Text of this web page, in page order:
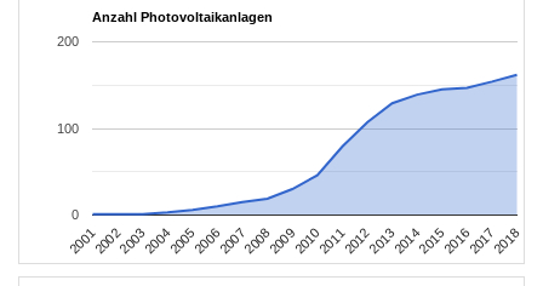
Anzahl Photovoltaikanlagen
200120022003200420052006200720082009201020112012201320142015201620172018
0
100
200